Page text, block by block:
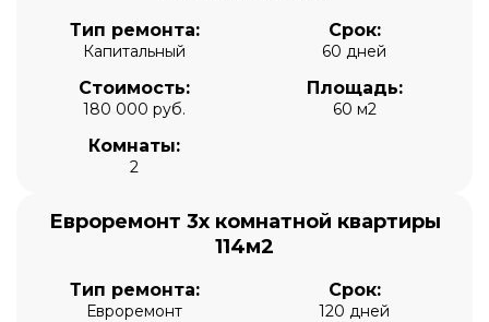
Тип ремонта:
Капитальный
Срок:
60 дней
Стоимость:
180 000 руб.
Площадь:
60 м2
Комнаты:
2
Евроремонт 3х комнатной квартиры
114м2
Тип ремонта:
Евроремонт
Срок:
120 дней